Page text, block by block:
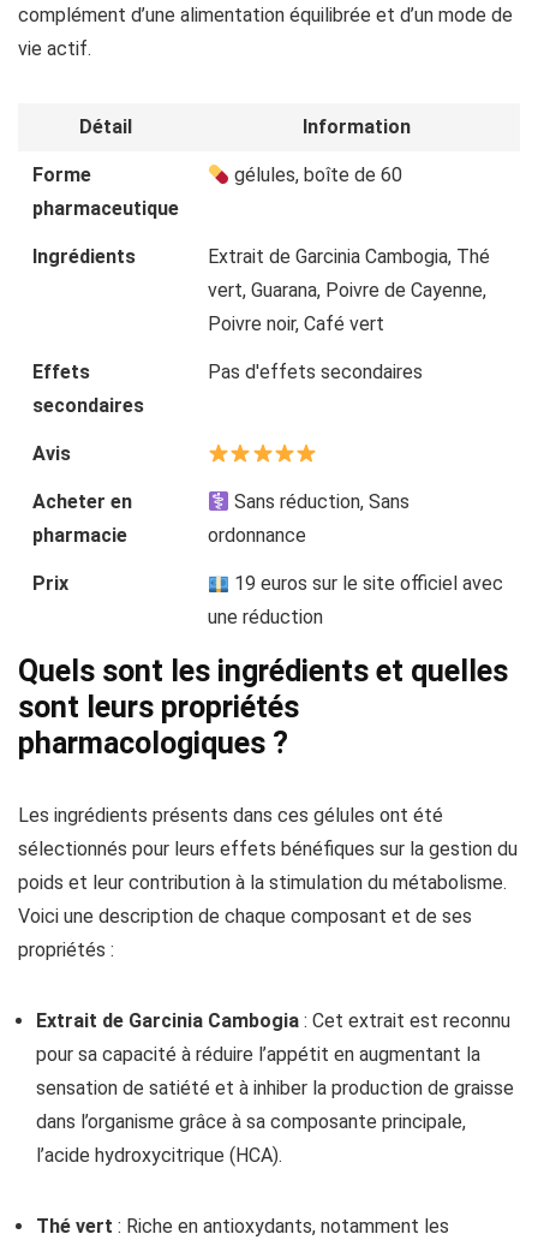
complément d’une alimentation équilibrée et d’un mode de
vie actif.
Détail Information
Forme
pharmaceutique
gélules, boîte de 60
Ingrédients
Extrait de Garcinia Cambogia, Thé
vert, Guarana, Poivre de Cayenne,
Poivre noir, Café vert
Effets
secondaires
Pas d'effets secondaires
Avis
Acheter en
pharmacie
Sans réduction, Sans
ordonnance
Prix
19 euros sur le site officiel avec
une réduction
Quels sont les ingrédients et quelles
sont leurs propriétés
pharmacologiques ?
Les ingrédients présents dans ces gélules ont été
sélectionnés pour leurs effets bénéfiques sur la gestion du
poids et leur contribution à la stimulation du métabolisme.
Voici une description de chaque composant et de ses
propriétés :
Extrait de Garcinia Cambogia : Cet extrait est reconnu
pour sa capacité à réduire l’appétit en augmentant la
sensation de satiété et à inhiber la production de graisse
dans l’organisme grâce à sa composante principale,
l’acide hydroxycitrique (HCA).
Thé vert : Riche en antioxydants, notamment les